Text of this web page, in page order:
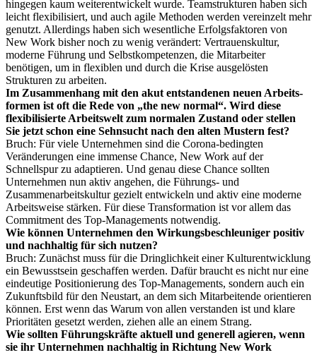
hingegen kaum weiterentwickelt wurde. Teamstrukturen haben sich
leicht flexibilisiert, und auch agile Methoden werden vereinzelt mehr
genutzt. Allerdings haben sich wesentliche Erfolgsfaktoren von
New Work bisher noch zu wenig verändert: Vertrauenskultur,
moderne Führung und Selbstkompetenzen, die Mitarbeiter
benötigen, um in flexiblen und durch die Krise ausgelösten
Strukturen zu arbeiten.
Im Zusammenhang mit den akut entstandenen neuen Arbeits­
formen ist oft die Rede von „the new normal“. Wird diese
flexibilisierte Arbeitswelt zum normalen Zustand oder stellen
Sie jetzt schon eine Sehnsucht nach den alten Mustern fest?
Bruch: Für viele Unternehmen sind die Corona­-bedingten
Veränderungen eine immense Chance, New Work auf der
Schnellspur zu adaptieren. Und genau diese Chance sollten
Unternehmen nun aktiv angehen, die Führungs- und
Zusammenarbeitskultur gezielt entwickeln und aktiv eine moderne
Arbeitsweise stärken. Für diese Transformation ist vor allem das
Commitment des Top-Managements notwendig.
Wie können Unternehmen den Wirkungsbeschleuniger positiv
und nachhaltig für sich nutzen?
Bruch: Zunächst muss für die Dringlichkeit einer Kulturentwicklung
ein Bewusstsein geschaffen werden. Dafür braucht es nicht nur eine
eindeutige Positionierung des Top-Managements, sondern auch ein
Zukunftsbild für den Neustart, an dem sich Mitarbeitende orientieren
können. Erst wenn das Warum von allen verstanden ist und klare
Prioritäten gesetzt werden, ziehen alle an einem Strang.
Wie sollten Führungskräfte aktuell und generell agieren, wenn
sie ihr Unternehmen nachhaltig in Richtung New Work